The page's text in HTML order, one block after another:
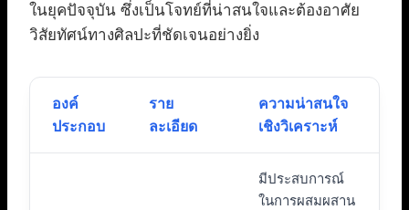
ในยุคปัจจุบัน ซึ่งเป็นโจทย์ที่น่าสนใจและต้องอาศัย
วิสัยทัศน์ทางศิลปะที่ชัดเจนอย่างยิ่ง
องค์
ประกอบ
ราย
ละเอียด
ความน่าสนใจ
เชิงวิเคราะห์
มีประสบการณ์
ในการผสมผสาน